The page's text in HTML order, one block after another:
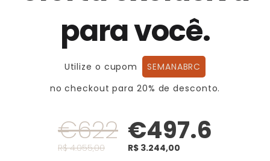
para você.
Utilize o cupom
SEMANABRC
no checkout para 20% de desconto.
€622
R$ 4.055,00
€497.6
R$ 3.244,00